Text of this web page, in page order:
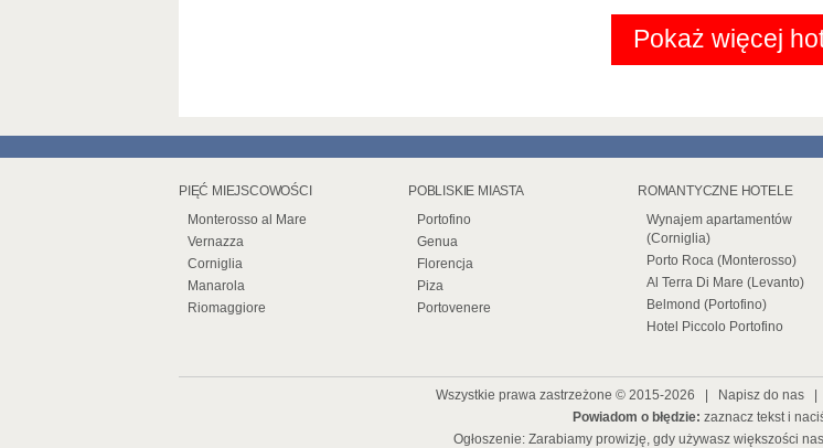
Pokaż więcej
PIĘĆ MIEJSCOWOŚCI
Monterosso al Mare
Vernazza
Corniglia
Manarola
Riomaggiore
POBLISKIE MIASTA
Portofino
Genua
Florencja
Piza
Portovenere
ROMANTYCZNE HOTELE
Wynajem apartamentów
(Corniglia)
Porto Roca (Monterosso)
Al Terra Di Mare (Levanto)
Belmond (Portofino)
Hotel Piccolo Portofino
Wszystkie prawa zastrzeżone © 2015-2026 | Napisz do nas
Powiadom o błędzie: zaznacz tekst i
Ogłoszenie: Zarabiamy prowizję, gdy używasz większości